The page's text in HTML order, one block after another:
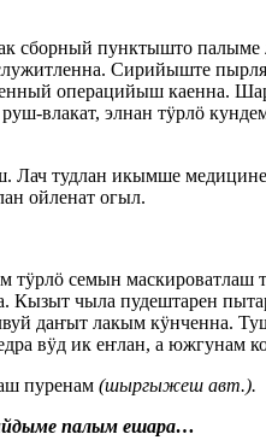
пунктышто
Сирийыште
операцийыш каенна.
влакат, элнан тӱрлӧ
Лач тудлан икымше
ойленат огыл.
тӱрлӧ семын
Кызыт чыла пудештарен
даҥыт лакым кӱнченна.
вӱд ик еҥлан, а южгунам
пуренам (шыргыжеш авт.).
палым ешара…